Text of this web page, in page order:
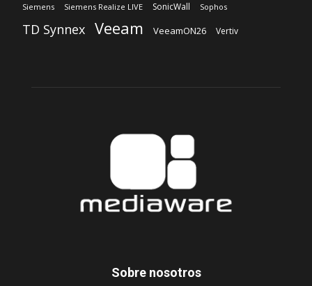
Siemens Siemens Realize LIVE SonicWall Sophos
TD Synnex Veeam VeeamON26 Vertiv
Sobre nosotros